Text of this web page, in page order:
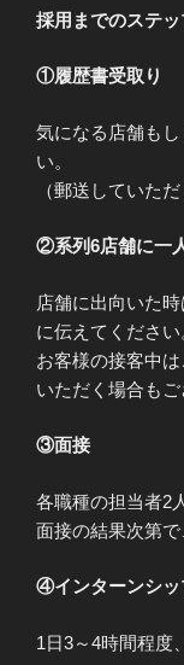
採用までのステッ
①履歴書受取り
気になる店舗も
い。
（郵送していた
②系列6店舗に一
店舗に出向いた
に伝えてください
お客様の接客中
いただく場合もご
③面接
各職種の担当者2
面接の結果次第で
④インターンシッ
1日3～4時間程度